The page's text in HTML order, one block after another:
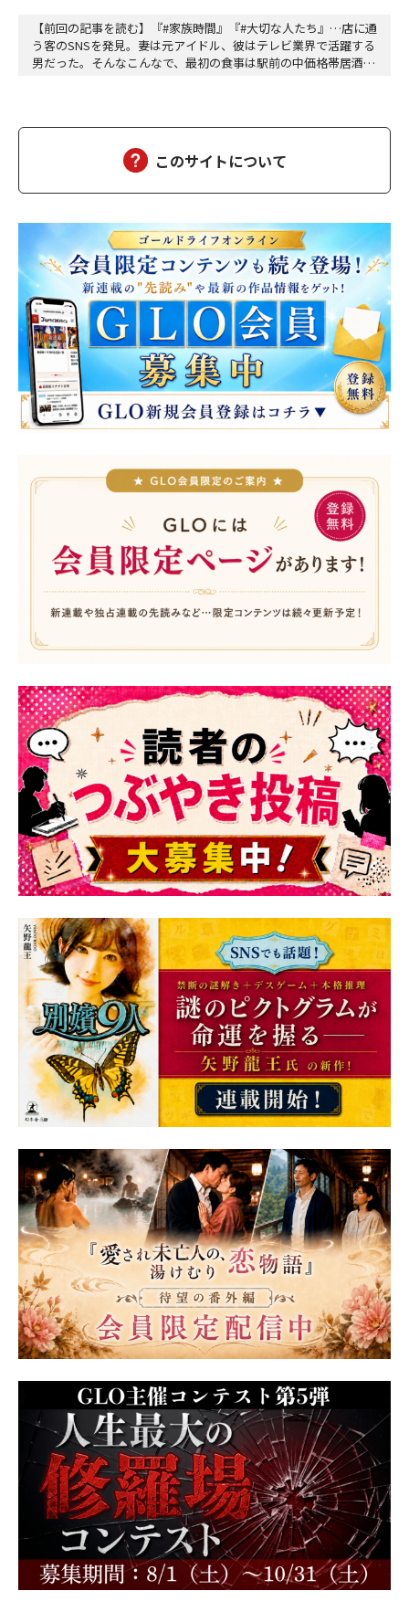
【前回の記事を読む】『#家族時間』『#大切な人たち』…店に通
う客のSNSを発見。妻は元アイドル、彼はテレビ業界で活躍する
男だった。そんなこんなで、最初の食事は駅前の中価格帯居酒屋
い。怖いのは無計算な人間だ。衝動で動く馬鹿と、…
このサイトについて